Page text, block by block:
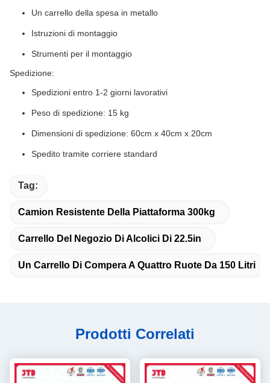
Un carrello della spesa in metallo
Istruzioni di montaggio
Strumenti per il montaggio
Spedizione:
Spedizioni entro 1-2 giorni lavorativi
Peso di spedizione: 15 kg
Dimensioni di spedizione: 60cm x 40cm x 20cm
Spedito tramite corriere standard
Tag:
Camion Resistente Della Piattaforma 300kg
Carrello Del Negozio Di Alcolici Di 22.5in
Un Carrello Di Compera A Quattro Ruote Da 150 Litri
Prodotti Correlati